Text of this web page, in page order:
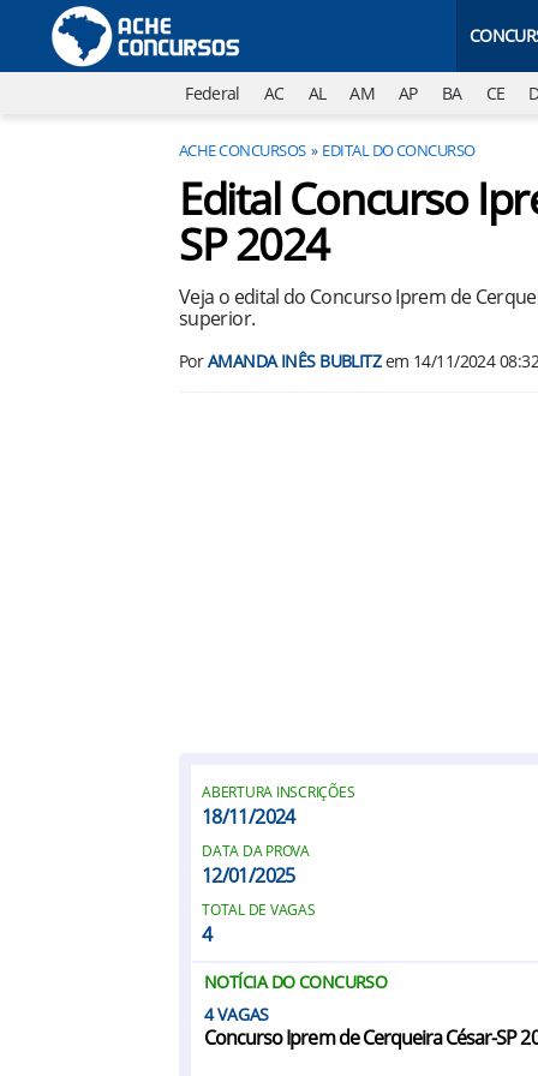
Federal AC AL AM AP BA CE
ACHE CONCURSOS EDITAL DO CONCURSO
Edital Concurso
SP 2024
Veja o edital do Concurso Iprem de
superior.
PorAMANDA INÊS BUBLITZem 14/11/2024 08:32
ABERTURA INSCRIÇÕES
18/11/2024
DATA DA PROVA
12/01/2025
TOTAL DE VAGAS
4
NOTÍCIA DO CONCURSO
4
Concurso Iprem de Cerqueira César-SP